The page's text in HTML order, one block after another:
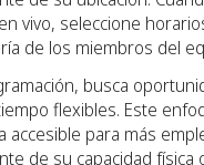
vivo, seleccione
de los miembros del
busca
flexibles. Este
accesible para más
de su capacidad física